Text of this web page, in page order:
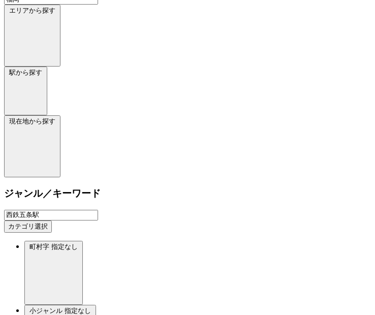
エリアから探す
駅から探す
現在地から探す
ジャンル／キーワード
カテゴリ選択
町村字 指定なし
小ジャンル 指定なし